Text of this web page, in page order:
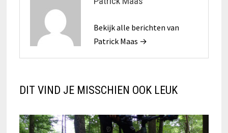
Bekijk alle berichten van
Patrick Maas →
DIT VIND JE MISSCHIEN OOK LEUK